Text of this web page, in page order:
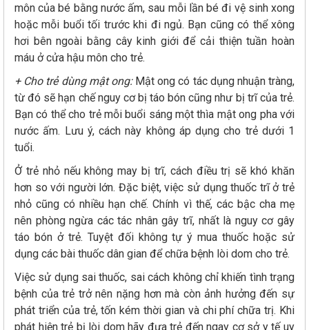
môn của bé bằng nước ấm, sau mỗi lần bé đi vệ sinh xong
hoặc mỗi buổi tối trước khi đi ngủ. Bạn cũng có thể xông
hơi bên ngoài bằng cây kinh giới để cải thiện tuần hoàn
máu ở cửa hậu môn cho trẻ.
+ Cho trẻ dùng mật ong:Mật ong có tác dụng nhuận tràng,
từ đó sẽ hạn chế nguy cơ bị táo bón cũng như bị trĩ của trẻ.
Bạn có thể cho trẻ mỗi buổi sáng một thìa mật ong pha với
nước ấm. Lưu ý, cách này không áp dụng cho trẻ dưới 1
tuổi.
Ở trẻ nhỏ nếu không may bị trĩ, cách điều trị sẽ khó khăn
hơn so với người lớn. Đặc biệt, việc sử dụng thuốc trĩ ở trẻ
nhỏ cũng có nhiều hạn chế. Chính vì thế, các bậc cha mẹ
nên phòng ngừa các tác nhân gây trĩ, nhất là nguy cơ gây
táo bón ở trẻ. Tuyệt đối không tự ý mua thuốc hoặc sử
dụng các bài thuốc dân gian để chữa bệnh lòi dom cho trẻ.
Việc sử dụng sai thuốc, sai cách không chỉ khiến tình trạng
bệnh của trẻ trở nên nặng hơn mà còn ảnh hưởng đến sự
phát triển của trẻ, tốn kém thời gian và chi phí chữa trị. Khi
phát hiện trẻ bị lòi dom hãy đưa trẻ đến ngay cơ sở y tế uy